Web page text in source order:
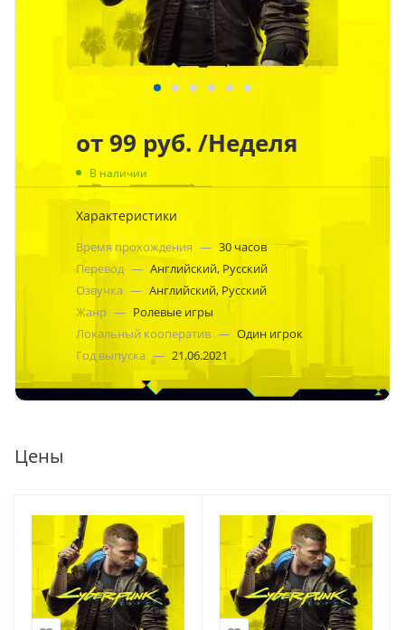
от99 руб. /Неделя
В наличии
Характеристики
Время прохождения — 30 часов
Перевод — Английский, Русский
Озвучка — Английский, Русский
Жанр — Ролевые игры
Локальный кооператив — Один игрок
Год выпуска — 21.06.2021
Цены